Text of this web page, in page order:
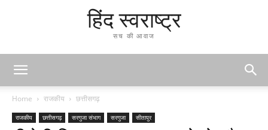
हिंद स्वराष्ट्र
सच की आवाज
Home राजकीय छत्तीसगढ़
राजकीय छत्तीसगढ़ सरगुजा संभाग सरगुजा सीतापुर